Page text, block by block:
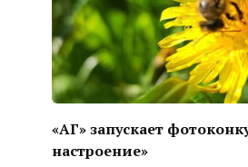
«АГ» запускает
настроение»